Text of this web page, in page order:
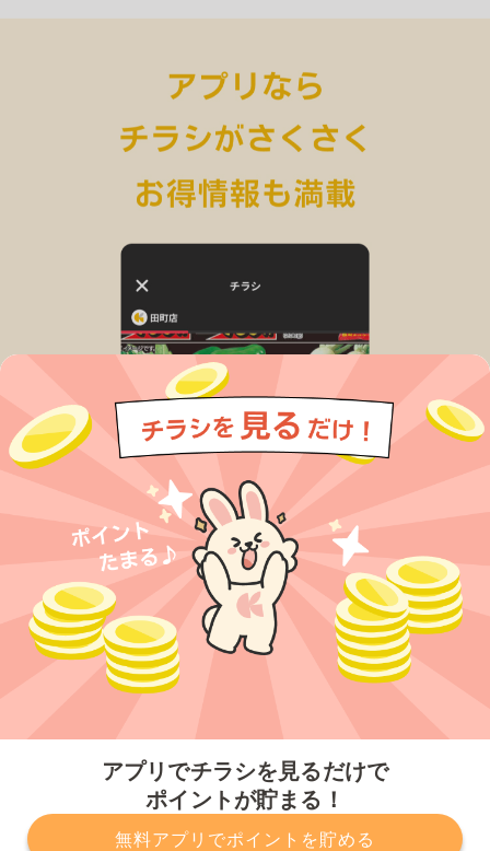
アプリでチラシを見るだけで
ポイントが貯まる！
無料アプリでポイントを貯める